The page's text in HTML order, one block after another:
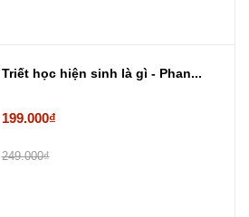
Triết học hiện sinh là gì - Phan...
199.000₫
249.000₫